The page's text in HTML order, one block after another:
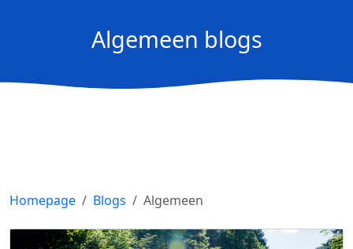
Algemeen blogs
Homepage Blogs Algemeen